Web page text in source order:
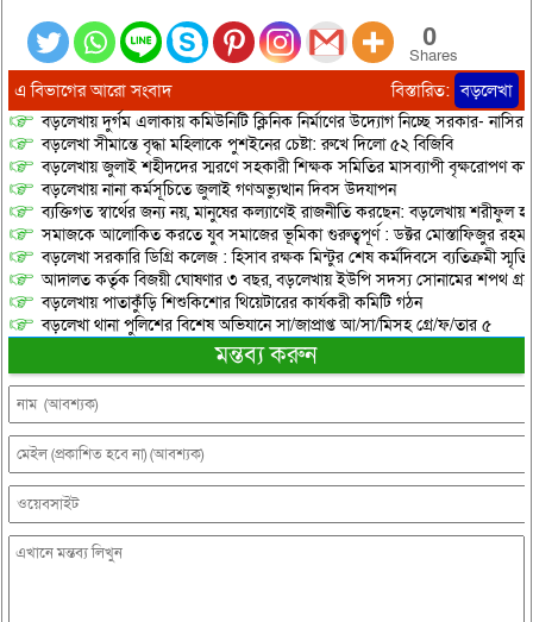
0
Shares
এ বিভাগের আরো সংবাদ বিস্তারিত: বড়লেখা
বড়লেখায় দুর্গম এলাকায় কমিউনিটি ক্লিনিক নির্মাণের উদ্যোগ নিচ্ছে সরকার-
বড়লেখা সীমান্তে বৃদ্ধা মহিলাকে পুশইনের চেষ্টা: রুখে দিলো ৫২ বিজিবি
বড়লেখায় জুলাই শহীদদের স্মরণে সহকারী শিক্ষক সমিতির মাসব্যাপী বৃক্ষরোপণ
বড়লেখায় নানা কর্মসূচিতে জুলাই গণঅভ্যুত্থান দিবস উদযাপন
ব্যক্তিগত স্বার্থের জন্য নয়, মানুষের কল্যাণেই রাজনীতি করছেন: বড়লেখায় শরীফুল
সমাজকে আলোকিত করতে যুব সমাজের ভূমিকা গুরুত্বপূর্ণ : ডক্টর মোস্তাফিজুর
বড়লেখা সরকারি ডিগ্রি কলেজ : হিসাব রক্ষক মিন্টুর শেষ কর্মদিবসে ব্যতিক্রমী
আদালত কর্তৃক বিজয়ী ঘোষণার ৩ বছর, বড়লেখায় ইউপি সদস্য সোনামের শপথ
বড়লেখায় পাতাকুঁড়ি শিশুকিশোর থিয়েটারের কার্যকরী কমিটি গঠন
বড়লেখা থানা পুলিশের বিশেষ অভিযানে সা/জাপ্রাপ্ত আ/সা/মিসহ গ্রে/ফ/তার ৫
মন্তব্য করুন